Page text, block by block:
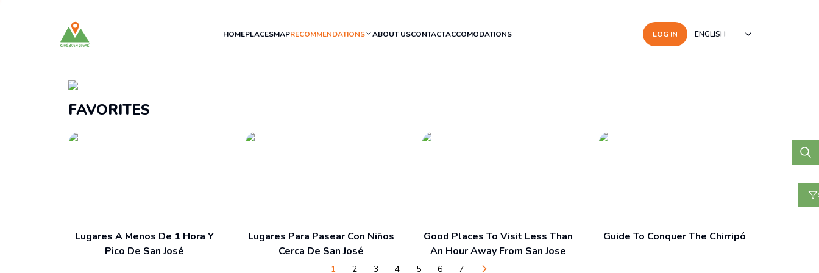
HOMEPLACESMAPRECOMMENDATIONS ABOUT USCONTACTACCOMODATIONS LOG IN ENGLISH
Recomendaciones
FAVORITES
Lugares A Menos De 1 Hora Y
Pico De San José
Lugares Para Pasear Con Niños
Cerca De San José
Good Places To Visit Less Than
An Hour Away From San Jose
Guide To Conquer The Chirripó
1 2 3 4 5 6 7